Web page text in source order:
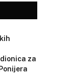
za